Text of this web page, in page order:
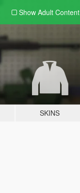
Show Adult Content
SKINS